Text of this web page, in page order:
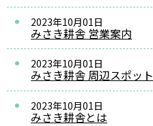
2023年10月01日
みさき耕舎 営業案内
2023年10月01日
みさき耕舎 周辺スポット
2023年10月01日
みさき耕舎とは